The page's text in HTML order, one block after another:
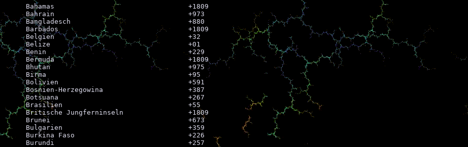
Bahamas					+1809
Bahrain					+973
Bangladesch				+880
Barbados				+1809
Belgien					+32
Belize					+01
Benin					+229
Bermuda					+1809
Bhutan					+975
Birma					+95
Bolivien				+591
Bosnien-Herzegowina			+387
Botsuana				+267
Brasilien				+55
Britische Jungferninseln		+1809
Brunei					+673
Bulgarien				+359
Burkina Faso				+226
Burundi					+257